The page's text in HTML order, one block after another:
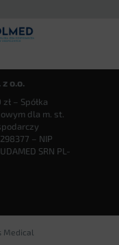
o.o.
– Spółka
dla m. st.
– NIP
SRN PL-
Medical